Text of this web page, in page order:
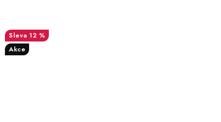
12 %
Akce